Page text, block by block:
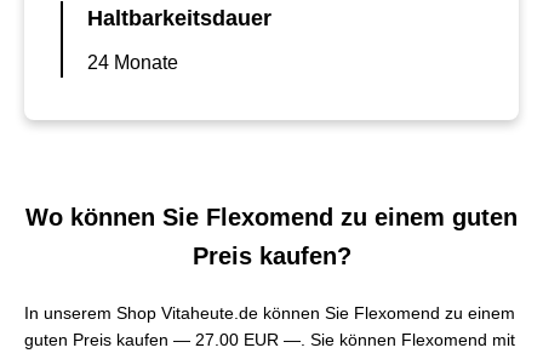
Haltbarkeitsdauer
24 Monate
Wo können Sie Flexomend zu einem guten
Preis kaufen?
In unserem Shop Vitaheute.de können Sie Flexomend zu einem
guten Preis kaufen — 27.00 EUR — . Sie können Flexomend mit